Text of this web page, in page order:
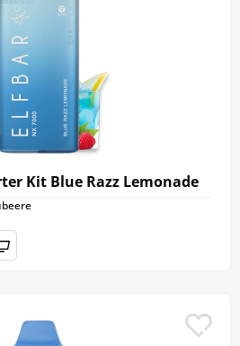
Kit Blue Razz Lemonade